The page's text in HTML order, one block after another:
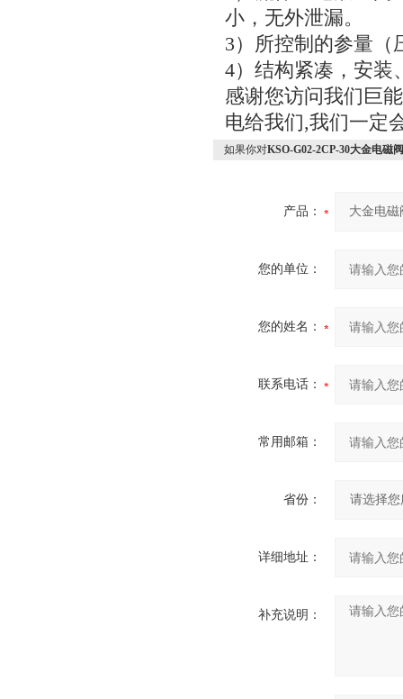
小，无外泄漏。
3）所控制的参量（
4）结构紧凑，安装
感谢您访问我们巨
电给我们,我们一定
如果你对KSO-G02-2CP-30大金电磁
产品：
您的单位：
您的姓名：
联系电话：
常用邮箱：
省份：
详细地址：
补充说明：